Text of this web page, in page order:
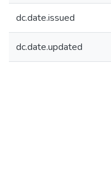
dc.date.issued
dc.date.updated